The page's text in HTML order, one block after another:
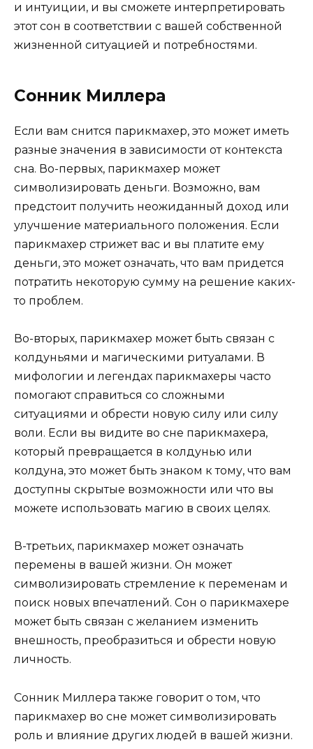
и интуиции, и вы сможете интерпретировать
этот сон в соответствии с вашей собственной
жизненной ситуацией и потребностями.
Сонник Миллера
Если вам снится парикмахер, это может иметь
разные значения в зависимости от контекста
сна. Во-первых, парикмахер может
символизировать деньги. Возможно, вам
предстоит получить неожиданный доход или
улучшение материального положения. Если
парикмахер стрижет вас и вы платите ему
деньги, это может означать, что вам придется
потратить некоторую сумму на решение каких-
то проблем.
Во-вторых, парикмахер может быть связан с
колдуньями и магическими ритуалами. В
мифологии и легендах парикмахеры часто
помогают справиться со сложными
ситуациями и обрести новую силу или силу
воли. Если вы видите во сне парикмахера,
который превращается в колдунью или
колдуна, это может быть знаком к тому, что вам
доступны скрытые возможности или что вы
можете использовать магию в своих целях.
В-третьих, парикмахер может означать
перемены в вашей жизни. Он может
символизировать стремление к переменам и
поиск новых впечатлений. Сон о парикмахере
может быть связан с желанием изменить
внешность, преобразиться и обрести новую
личность.
Сонник Миллера также говорит о том, что
парикмахер во сне может символизировать
роль и влияние других людей в вашей жизни.